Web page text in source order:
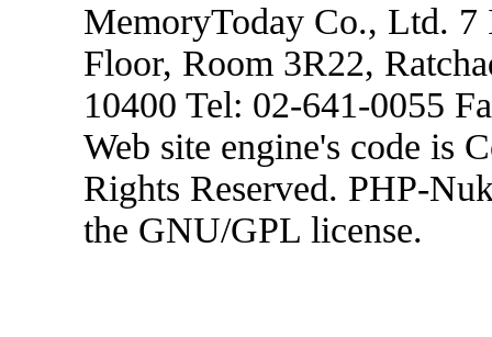
MemoryToday Co., Ltd.
Floor, Room 3R22,
10400 Tel: 02-641-0055
Web site engine's code is
Rights Reserved. PHP-
the GNU/GPL license.